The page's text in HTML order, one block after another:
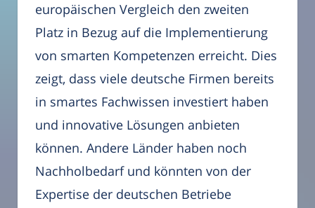
europäischen Vergleich den zweiten
Platz in Bezug auf die Implementierung
von smarten Kompetenzen erreicht. Dies
zeigt, dass viele deutsche Firmen bereits
in smartes Fachwissen investiert haben
und innovative Lösungen anbieten
können. Andere Länder haben noch
Nachholbedarf und könnten von der
Expertise der deutschen Betriebe